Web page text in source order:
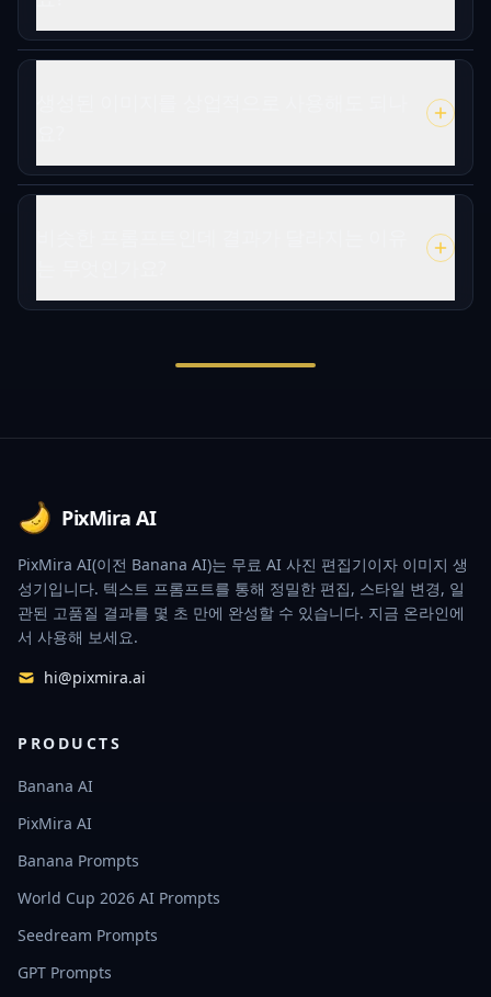
PixMira AI
PixMira AI(이전 Banana AI)는 무료 AI 사진 편집기이자 이미지 생
성기입니다. 텍스트 프롬프트를 통해 정밀한 편집, 스타일 변경, 일
관된 고품질 결과를 몇 초 만에 완성할 수 있습니다. 지금 온라인에
서 사용해 보세요.
hi@pixmira.ai
PRODUCTS
Banana AI
PixMira AI
Banana Prompts
World Cup 2026 AI Prompts
Seedream Prompts
GPT Prompts